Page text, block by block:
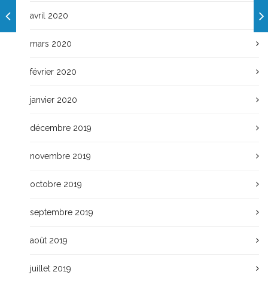
avril 2020
mars 2020
février 2020
janvier 2020
décembre 2019
novembre 2019
octobre 2019
septembre 2019
août 2019
juillet 2019